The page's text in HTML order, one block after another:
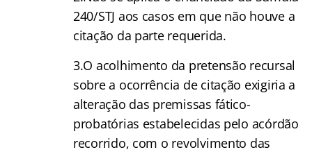
240/STJ aos casos em que não houve a
citação da parte requerida.
3.O acolhimento da pretensão recursal
sobre a ocorrência de citação exigiria a
alteração das premissas fático-
probatórias estabelecidas pelo acórdão
recorrido, com o revolvimento das